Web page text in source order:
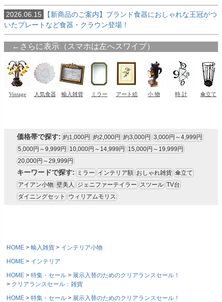
2026.06.15
【新商品のご案内】ブランド食器におしゃれな王冠がつ
いたプレートなど食器・クラウン登場！
価格帯で探す: 約1,000円 約2,000円 約3,000円 3,000円～4,999円
5,000円～9,999円
10,000円～14,999円
15,000円～19,999円
20,000円～29,999円
キーワードで探す: ミラー インテリア額 おしゃれ雑貨 傘立て
アイアン小物 壁美人 ジェニファーテイラー スツール TV台
ダイニングセット
ウィリアムモリス
HOME 輸入雑貨
インテリア小物
HOME
インテリア
HOME
特集・セール
展示入替のためのクリアランスセール！
クリアランスセール：雑貨
HOME
特集・セール 展示入替のためのクリアランスセール！